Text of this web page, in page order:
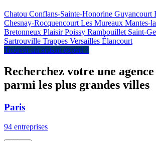
Chatou Conflans-Sainte-Honorine Guyancourt
Chesnay-Rocquencourt Les Mureaux Mantes-
Bretonneux PlaisirPoissy Rambouillet Saint-
Sartrouville Trappes Versailles Élancourt
Trouver un artisan expert ↑
Recherchez votre une
parmi les plus grandes villes
Paris
94 entreprises